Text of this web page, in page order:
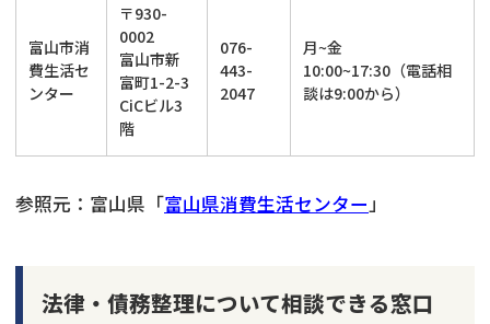
富山市消
費生活セ
ンター
〒930-
0002
富山市新
富町1-2-3
CiCビル3
階
076-
443-
2047
月~金
10:00~17:30（電話相
談は9:00から）
参照元：富山県「富山県消費生活センター 」
法律・債務整理について相談できる窓口